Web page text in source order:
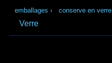
emballages › conserve en verre
Verre